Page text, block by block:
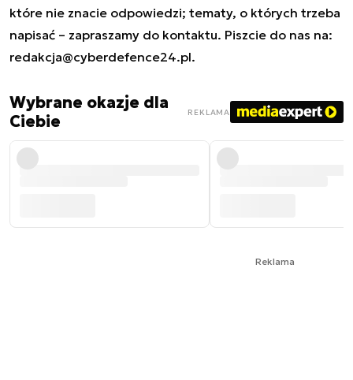
które nie znacie odpowiedzi; tematy, o których trzeba
napisać – zapraszamy do kontaktu. Piszcie do nas na:
redakcja@cyberdefence24.pl.
Wybrane okazje dla
Ciebie
REKLAMA
Reklama